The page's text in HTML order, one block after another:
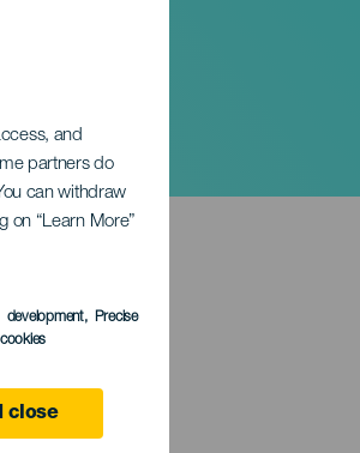
and
partners do
can withdraw
on “Learn More”
development, Precise
close